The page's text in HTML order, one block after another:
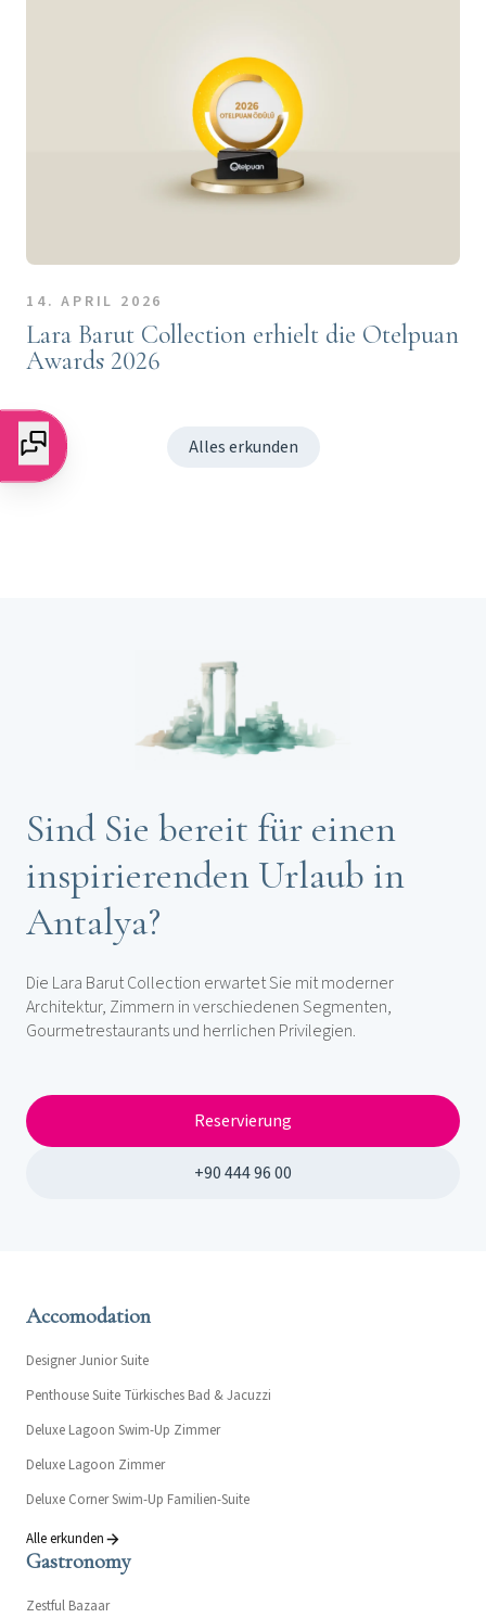
14. APRIL 2026
Lara Barut Collection erhielt die Otelpuan
Awards 2026
Alles erkunden
Sind Sie bereit für einen
inspirierenden Urlaub in
Antalya?
Die Lara Barut Collection erwartet Sie mit moderner
Architektur, Zimmern in verschiedenen Segmenten,
Gourmetrestaurants und herrlichen Privilegien.
Reservierung
+90 444 96 00
Accomodation
Designer Junior Suite
Penthouse Suite Türkisches Bad & Jacuzzi
Deluxe Lagoon Swim-Up Zimmer
Deluxe Lagoon Zimmer
Deluxe Corner Swim-Up Familien-Suite
Alle erkunden
Gastronomy
Zestful Bazaar